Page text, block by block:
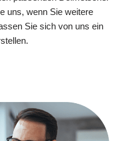
uns, wenn Sie weitere
Sie sich von uns ein